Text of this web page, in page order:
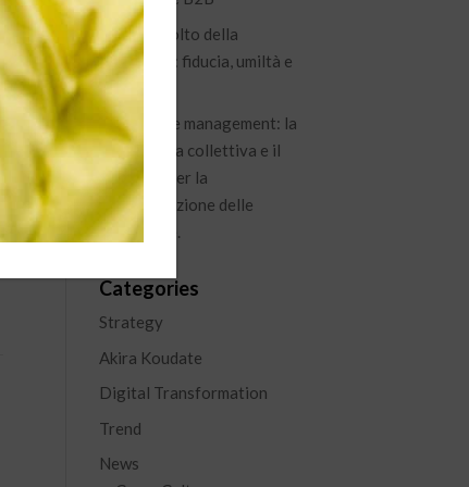
Il nuovo volto della
leadership: fiducia, umiltà e
visione
Knowledge management: la
conoscenza collettiva e il
percorso per la
capitalizzazione delle
esperienze.
Categories
Strategy
Akira Koudate
Digital Transformation
Trend
News